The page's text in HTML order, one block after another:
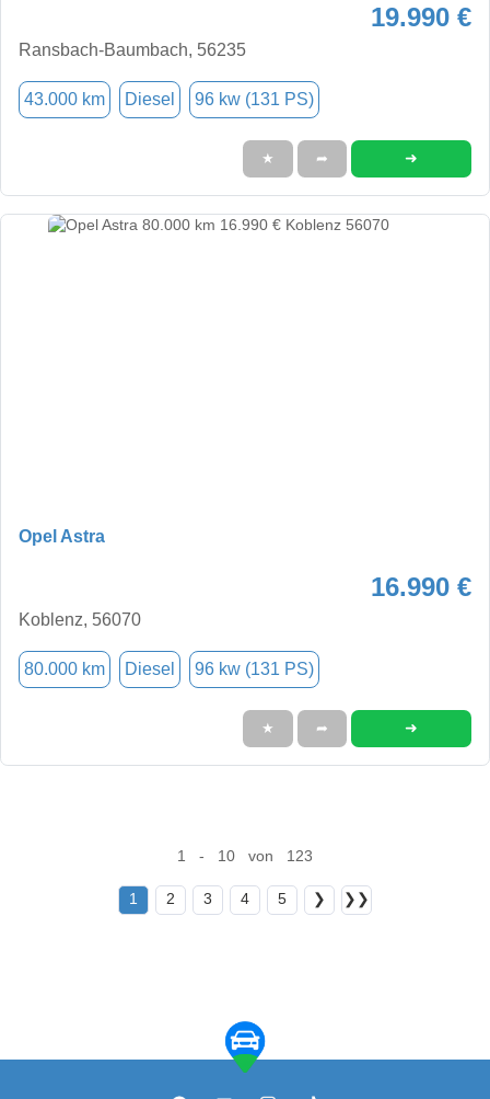
19.990 €
Ransbach-Baumbach, 56235
43.000 km Diesel 96 kw (131 PS)
★ ➦ ➜
Opel Astra
16.990 €
Koblenz, 56070
80.000 km Diesel 96 kw (131 PS)
★ ➦ ➜
1 - 10 von 123
1 2 3 4 5 ❯ ❯❯